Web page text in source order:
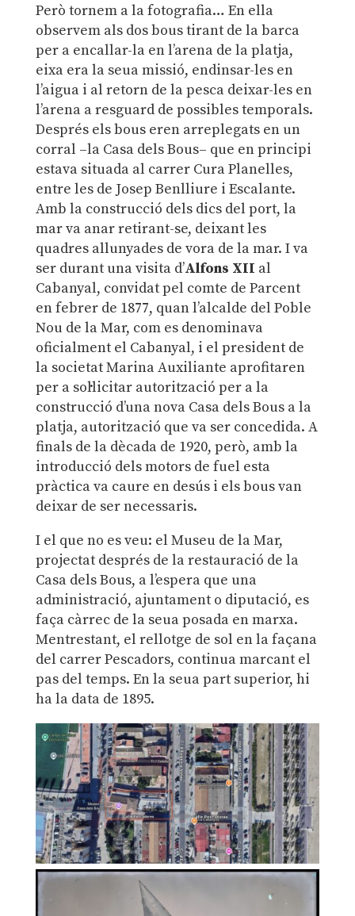
Però tornem a la fotografia… En ella
observem als dos bous tirant de la barca
per a encallar-la en l’arena de la platja,
eixa era la seua missió, endinsar-les en
l’aigua i al retorn de la pesca deixar-les en
l’arena a resguard de possibles temporals.
Després els bous eren arreplegats en un
corral –la Casa dels Bous– que en principi
estava situada al carrer Cura Planelles,
entre les de Josep Benlliure i Escalante.
Amb la construcció dels dics del port, la
mar va anar retirant-se, deixant les
quadres allunyades de vora de la mar. I va
ser durant una visita d’Alfons XII al
Cabanyal, convidat pel comte de Parcent
en febrer de 1877, quan l’alcalde del Poble
Nou de la Mar, com es denominava
oficialment el Cabanyal, i el president de
la societat Marina Auxiliante aprofitaren
per a sol·licitar autorització per a la
construcció d’una nova Casa dels Bous a la
platja, autorització que va ser concedida. A
finals de la dècada de 1920, però, amb la
introducció dels motors de fuel esta
pràctica va caure en desús i els bous van
deixar de ser necessaris.
I el que no es veu: el Museu de la Mar,
projectat després de la restauració de la
Casa dels Bous, a l’espera que una
administració, ajuntament o diputació, es
faça càrrec de la seua posada en marxa.
Mentrestant, el rellotge de sol en la façana
del carrer Pescadors, continua marcant el
pas del temps. En la seua part superior, hi
ha la data de 1895.